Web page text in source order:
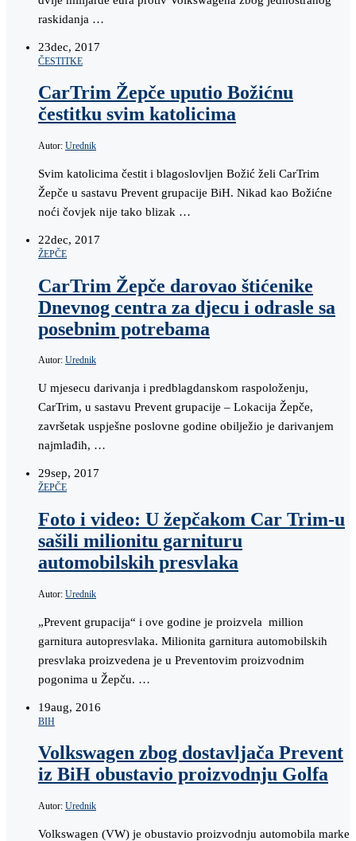
raskidanja …
23dec, 2017
ČESTITKE
CarTrim Žepče uputio Božićnu
čestitku svim katolicima
Autor: Urednik
Svim katolicima čestit i blagoslovljen Božić želi CarTrim
Žepče u sastavu Prevent grupacije BiH. Nikad kao Božićne
noći čovjek nije tako blizak …
22dec, 2017
ŽEPČE
CarTrim Žepče darovao štićenike
Dnevnog centra za djecu i odrasle sa
posebnim potrebama
Autor: Urednik
U mjesecu darivanja i predblagdanskom raspoloženju,
CarTrim, u sastavu Prevent grupacije – Lokacija Žepče,
završetak uspješne poslovne godine obilježio je darivanjem
najmlađih, …
29sep, 2017
ŽEPČE
Foto i video: U žepčakom Car Trim-u
sašili milionitu garnituru
automobilskih presvlaka
Autor: Urednik
„Prevent grupacija“ i ove godine je proizvela million
garnitura autopresvlaka. Milionita garnitura automobilskih
presvlaka proizvedena je u Preventovim proizvodnim
pogonima u Žepču. …
19aug, 2016
BIH
Volkswagen zbog dostavljača Prevent
iz BiH obustavio proizvodnju Golfa
Autor: Urednik
Volkswagen (VW) je obustavio proizvodnju automobila marke